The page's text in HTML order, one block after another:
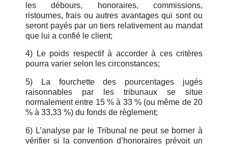
les débours, honoraires, commissions,
ristournes, frais ou autres avantages qui sont ou
seront payés par un tiers relativement au mandat
que lui a confié le client;
4) Le poids respectif à accorder à ces critères
pourra varier selon les circonstances;
5) La fourchette des pourcentages jugés
raisonnables par les tribunaux se situe
normalement entre 15 % à 33 % (ou même de 20
% à 33,33 %) du fonds de règlement;
6) L’analyse par le Tribunal ne peut se borner à
vérifier si la convention d’honoraires prévoit un